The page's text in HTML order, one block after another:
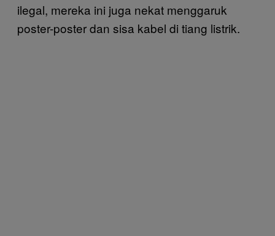
ilegal, mereka ini juga nekat menggaruk
poster-poster dan sisa kabel di tiang listrik.